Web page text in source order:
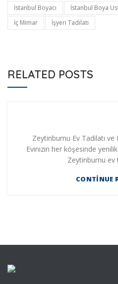
İstanbul Boyacı
İstanbul Boya
İç Mimar
İşyeri Tadilatı
RELATED POSTS
Zeytinburnu Ev Tadilatı
Evinizin her köşesinde
Zeytinburnu ev
CONTINUE